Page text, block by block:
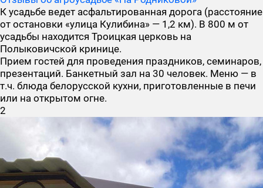
К усадьбе ведет асфальтированная дорога (расстояние
от остановки «улица Кулибина» — 1,2 км). В 800 м от
усадьбы находится Троицкая церковь на
Полыковичской кринице.
Прием гостей для проведения праздников, семинаров,
презентаций. Банкетный зал на 30 человек. Меню — в
т.ч. блюда белорусской кухни, приготовленные в печи
или на открытом огне.
2